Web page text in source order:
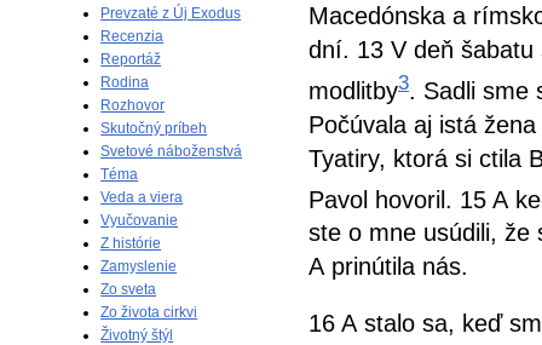
Prevzaté z Új Exodus
Recenzia
Reportáž
Rodina
Rozhovor
Skutočný príbeh
Svetové náboženstvá
Téma
Veda a viera
Vyučovanie
Z histórie
Zamyslenie
Zo sveta
Zo života cirkvi
Životný štýl
Macedónska a
dní. 13 V deň šabatu
modlitby3. Sadli sme
Počúvala aj istá
Tyatiry, ktorá si ctila
Pavol hovoril. 15 A
ste o mne usúdili, že
A prinútila nás.
16 A stalo sa, keď